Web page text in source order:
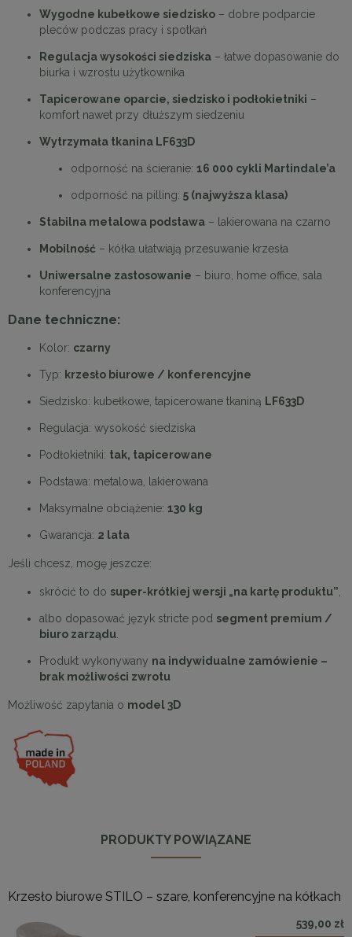
Wygodne kubełkowe siedzisko – dobre podparcie
pleców podczas pracy i spotkań
Regulacja wysokości siedziska – łatwe dopasowanie do
biurka i wzrostu użytkownika
Tapicerowane oparcie, siedzisko i podłokietniki –
komfort nawet przy dłuższym siedzeniu
Wytrzymała tkanina LF633D
odporność na ścieranie: 16 000 cykli Martindale’a
odporność na pilling: 5 (najwyższa klasa)
Stabilna metalowa podstawa – lakierowana na czarno
Mobilność – kółka ułatwiają przesuwanie krzesła
Uniwersalne zastosowanie – biuro, home office, sala
konferencyjna
Dane techniczne:
Kolor: czarny
Typ: krzesło biurowe / konferencyjne
Siedzisko: kubełkowe, tapicerowane tkaniną LF633D
Regulacja: wysokość siedziska
Podłokietniki: tak, tapicerowane
Podstawa: metalowa, lakierowana
Maksymalne obciążenie: 130 kg
Gwarancja: 2 lata
Jeśli chcesz, mogę jeszcze:
skrócić to do super-krótkiej wersji „na kartę produktu”
albo dopasować język stricte pod segment premium /
biuro zarządu
Produkt wykonywany na indywidualne zamówienie –
brak możliwości zwrotu
Możliwość zapytania o model 3D
PRODUKTY POWIĄZANE
Krzesło biurowe STILO – szare, konferencyjne na kółkach
539,00 zł